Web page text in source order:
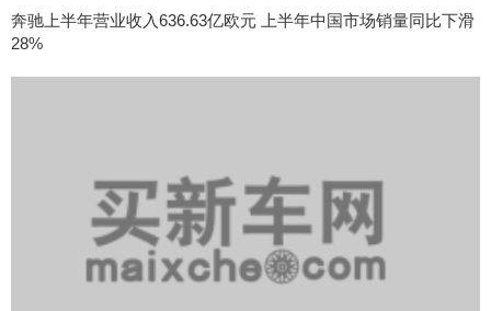
奔驰上半年营业收入636.63亿欧元 上半年中国市场销量同比下滑
28%